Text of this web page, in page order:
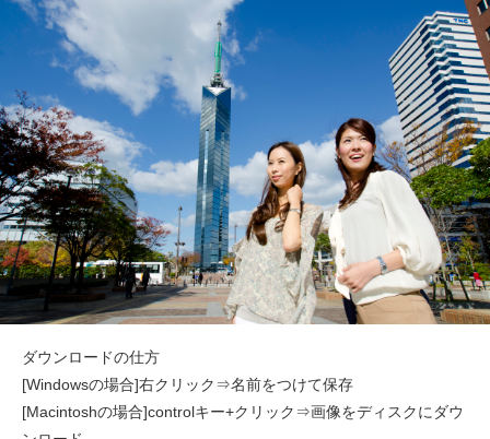
ダウンロードの仕方
[Windowsの場合]右クリック⇒名前をつけて保存
[Macintoshの場合]controlキー+クリック⇒画像をディスクにダウ